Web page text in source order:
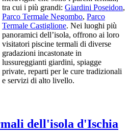
tra cui i più grandi: Giardini Poseidon,
Parco Termale Negombo, Parco
Termale Castiglione. Nei luoghi più
panoramici dell’isola, offrono ai loro
visitatori piscine termali di diverse
gradazioni incastonate in
lussureggianti giardini, spiagge
private, reparti per le cure tradizionali
e servizi di alto livello.
dell'isola d'Ischia